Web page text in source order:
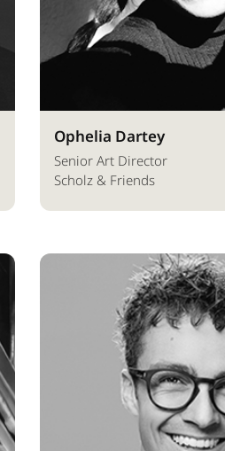
Ophelia Dartey
Senior Art Director
Scholz & Friends